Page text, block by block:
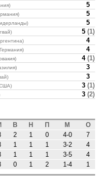
5
5
5
5 (1)
4
4
4 (1)
3
3
3 (1)
3 (2)
В Н П М О
2 1 0 4-0 7
1 1 1 3-2 4
1 1 1 3-5 4
0 1 2 1-4 1